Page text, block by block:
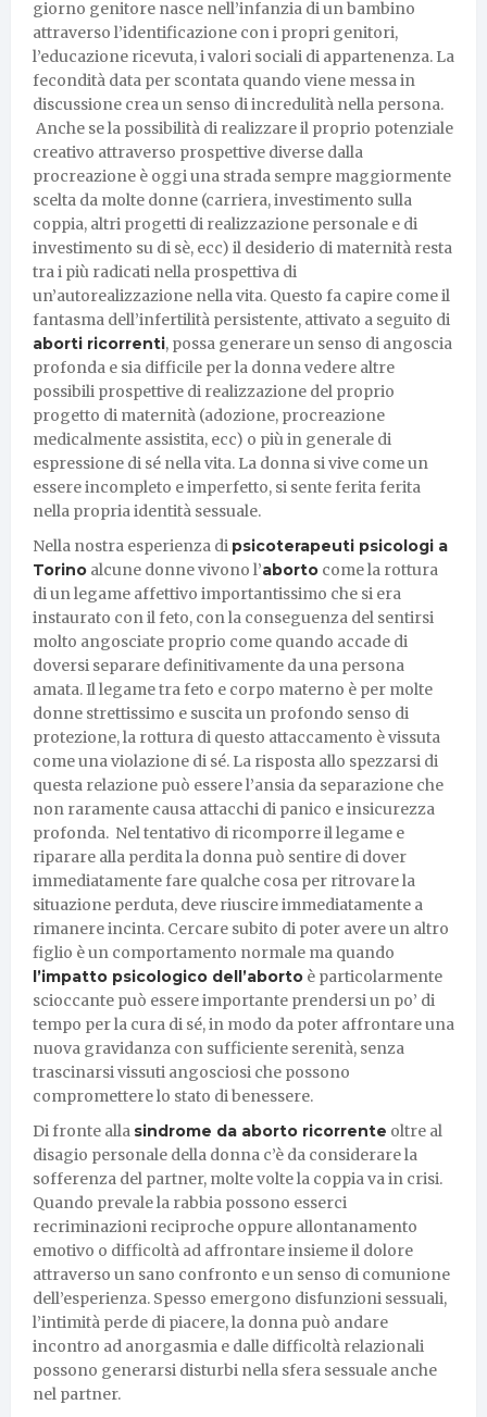
giorno genitore nasce nell’infanzia di un bambino
attraverso l’identificazione con i propri genitori,
l’educazione ricevuta, i valori sociali di appartenenza. La
fecondità data per scontata quando viene messa in
discussione crea un senso di incredulità nella persona.
Anche se la possibilità di realizzare il proprio potenziale
creativo attraverso prospettive diverse dalla
procreazione è oggi una strada sempre maggiormente
scelta da molte donne (carriera, investimento sulla
coppia, altri progetti di realizzazione personale e di
investimento su di sè, ecc) il desiderio di maternità resta
tra i più radicati nella prospettiva di
un’autorealizzazione nella vita. Questo fa capire come il
fantasma dell’infertilità persistente, attivato a seguito di
aborti ricorrenti, possa generare un senso di angoscia
profonda e sia difficile per la donna vedere altre
possibili prospettive di realizzazione del proprio
progetto di maternità (adozione, procreazione
medicalmente assistita, ecc) o più in generale di
espressione di sé nella vita. La donna si vive come un
essere incompleto e imperfetto, si sente ferita ferita
nella propria identità sessuale.
Nella nostra esperienza di psicoterapeuti psicologi a
Torino alcune donne vivono l’aborto come la rottura
di un legame affettivo importantissimo che si era
instaurato con il feto, con la conseguenza del sentirsi
molto angosciate proprio come quando accade di
doversi separare definitivamente da una persona
amata. Il legame tra feto e corpo materno è per molte
donne strettissimo e suscita un profondo senso di
protezione, la rottura di questo attaccamento è vissuta
come una violazione di sé. La risposta allo spezzarsi di
questa relazione può essere l’ansia da separazione che
non raramente causa attacchi di panico e insicurezza
profonda. Nel tentativo di ricomporre il legame e
riparare alla perdita la donna può sentire di dover
immediatamente fare qualche cosa per ritrovare la
situazione perduta, deve riuscire immediatamente a
rimanere incinta. Cercare subito di poter avere un altro
figlio è un comportamento normale ma quando
l’impatto psicologico dell’aborto è particolarmente
scioccante può essere importante prendersi un po’ di
tempo per la cura di sé, in modo da poter affrontare una
nuova gravidanza con sufficiente serenità, senza
trascinarsi vissuti angosciosi che possono
compromettere lo stato di benessere.
Di fronte alla sindrome da aborto ricorrente oltre al
disagio personale della donna c’è da considerare la
sofferenza del partner, molte volte la coppia va in crisi.
Quando prevale la rabbia possono esserci
recriminazioni reciproche oppure allontanamento
emotivo o difficoltà ad affrontare insieme il dolore
attraverso un sano confronto e un senso di comunione
dell’esperienza. Spesso emergono disfunzioni sessuali,
l’intimità perde di piacere, la donna può andare
incontro ad anorgasmia e dalle difficoltà relazionali
possono generarsi disturbi nella sfera sessuale anche
nel partner.